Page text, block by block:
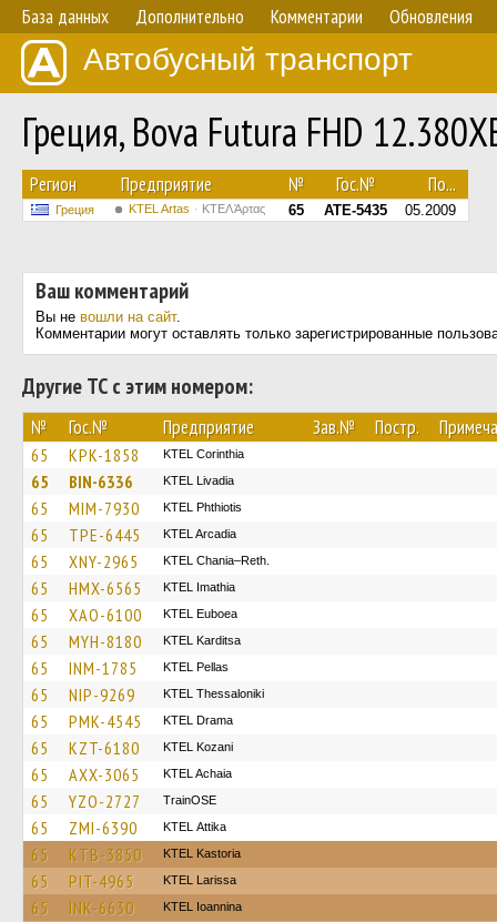
База данных Дополнительно Комментарии Обновления
Автобусный транспорт
Греция, Bova Futura FHD
Регион Предприятие № Гос.№ По...
Греция KTEL Artas ΚΤΕΛ Άρτας 65 ATE-5435 05.2009
Ваш комментарий
Вы не вошли на сайт.
Комментарии могут оставлять только зарегистрированные
Другие ТС с этим номером:
№ Гос.№ Предприятие Зав.№ Постр.
65 KPK-1858 KTEL Corinthia
65 BIN-6336 KTEL Livadia
65 MIM-7930 ΚΤΕL Phthiotis
65 TPE-6445 KTEL Arcadia
65 XNY-2965 KTEL Chania–Reth.
65 HMX-6565 KTEL Imathia
65 XAO-6100 ΚΤΕL Euboea
65 MYH-8180 ΚΤΕL Karditsa
65 INM-1785 KTEL Pellas
65 NIP-9269 KTEL Thessaloniki
65 PMK-4545 KTEL Drama
65 KZT-6180 ΚΤΕL Kozani
65 AXX-3065 KTEL Achaia
65 YZO-2727 TrainΟSE
65 ZMI-6390 KΤΕL Αttika
65 KTB-3850 KTEL Kastoria
65 PIT-4965 KTEL Larissa
65 INK-6630 KTEL Ioannina